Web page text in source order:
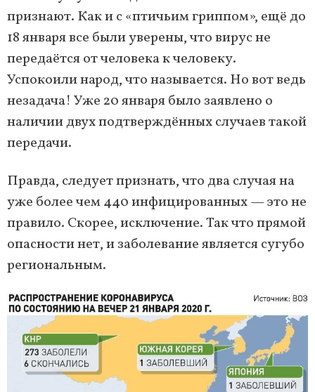
признают. Как и с «птичьим гриппом», ещё до
18 января все были уверены, что вирус не
передаётся от человека к человеку.
Успокоили народ, что называется. Но вот ведь
незадача! Уже 20 января было заявлено о
наличии двух подтверждённых случаев такой
передачи.
Правда, следует признать, что два случая на
уже более чем 440 инфицированных — это не
правило. Скорее, исключение. Так что прямой
опасности нет, и заболевание является сугубо
региональным.